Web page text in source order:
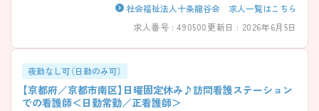
社会福祉法人十条龍谷会 求人一覧はこちら
求人番号 : 490500更新日 : 2026年6月5日
夜勤なし可（日勤のみ可）
【京都府／京都市南区】日曜固定休み♪訪問看護ステーション
での看護師＜日勤常勤／正看護師＞